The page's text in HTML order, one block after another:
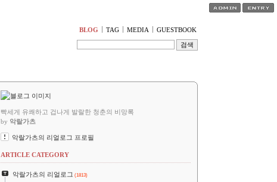
BLOG TAG MEDIA GUESTBOOK
빡세게 유쾌하고 겁나게 발랄한 청춘의 비망록
by 악랄가츠
악랄가츠의 리얼로그 프로필
ARTICLE CATEGORY
악랄가츠의 리얼로그 (1813)
티스토리툴바